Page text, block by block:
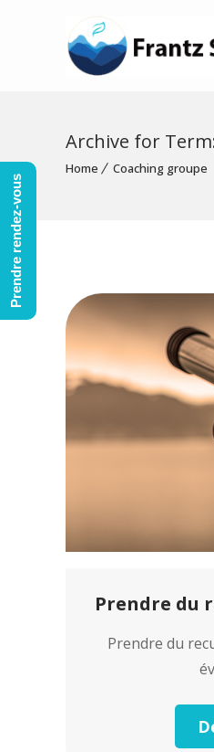
Archive for
Home Coaching groupe
Prendre du
Prendre du
Prendre rendez-vous